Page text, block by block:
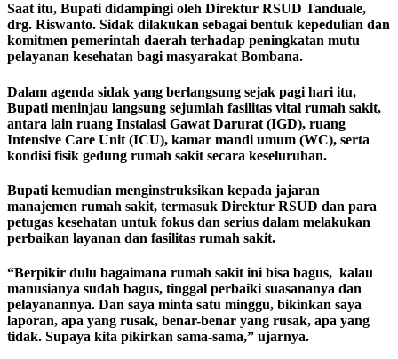
Saat itu, Bupati didampingi oleh Direktur RSUD Tanduale,
drg. Riswanto. Sidak dilakukan sebagai bentuk kepedulian dan
komitmen pemerintah daerah terhadap peningkatan mutu
pelayanan kesehatan bagi masyarakat Bombana.
Dalam agenda sidak yang berlangsung sejak pagi hari itu,
Bupati meninjau langsung sejumlah fasilitas vital rumah sakit,
antara lain ruang Instalasi Gawat Darurat (IGD), ruang
Intensive Care Unit (ICU), kamar mandi umum (WC), serta
kondisi fisik gedung rumah sakit secara keseluruhan.
Bupati kemudian menginstruksikan kepada jajaran
manajemen rumah sakit, termasuk Direktur RSUD dan para
petugas kesehatan untuk fokus dan serius dalam melakukan
perbaikan layanan dan fasilitas rumah sakit.
“Berpikir dulu bagaimana rumah sakit ini bisa bagus, kalau
manusianya sudah bagus, tinggal perbaiki suasananya dan
pelayanannya. Dan saya minta satu minggu, bikinkan saya
laporan, apa yang rusak, benar-benar yang rusak, apa yang
tidak. Supaya kita pikirkan sama-sama,” ujarnya.